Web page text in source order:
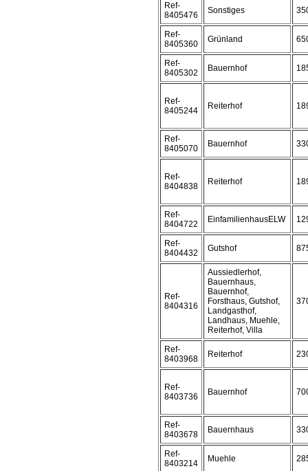
Ref-
8405476
Sonstiges
Ref-
8405360
Grünland
Ref-
8405302
Bauernhof
Ref-
8405244
Reiterhof
Ref-
8405070
Bauernhof
Ref-
8404838
Reiterhof
Ref-
8404722
EinfamilienhausELW
Ref-
8404432
Gutshof
Ref-
8404316
Aussiedlerhof,
Bauernhaus,
Bauernhof,
Forsthaus, Gutshof,
Landgasthof,
Landhaus, Muehle,
Reiterhof, Villa
Ref-
8403968
Reiterhof
Ref-
8403736
Bauernhof
Ref-
8403678
Bauernhaus
Ref-
8403214
Muehle